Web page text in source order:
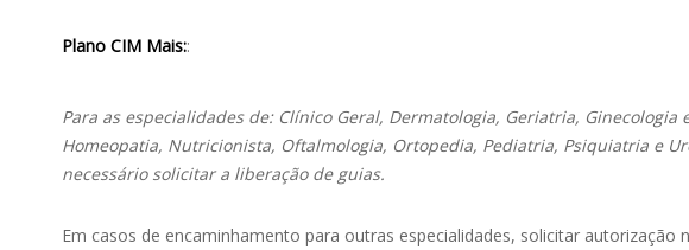
Plano CIM Mais::
Para as especialidades de: Clínico Geral, Dermatologia, Geriatria, Ginecologia
Homeopatia, Nutricionista, Oftalmologia, Ortopedia, Pediatria, Psiquiatria e
necessário solicitar a liberação de guias.
Em casos de encaminhamento para outras especialidades, solicitar autorização